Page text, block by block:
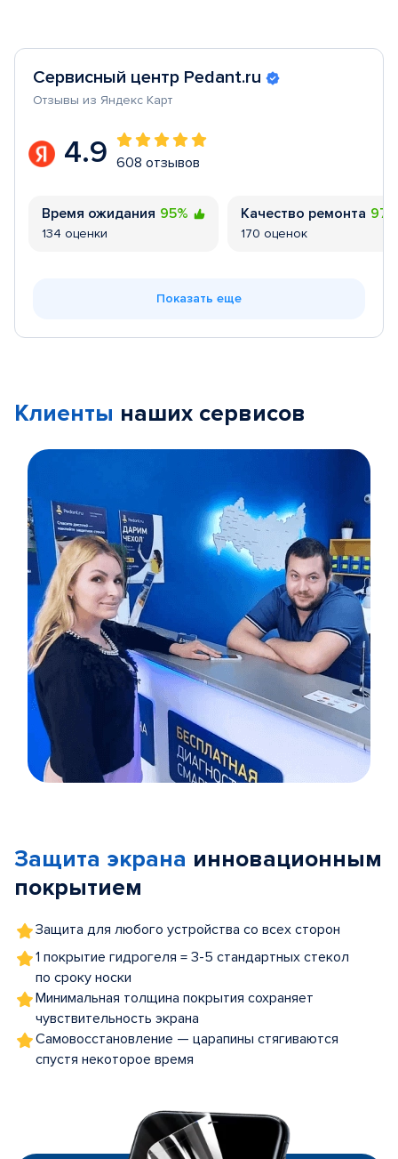
Сервисный центр Pedant.ru
Отзывы из Яндекс Карт
4.9 608 отзывов
Время ожидания 95%
134 оценки
Качество ремонта
170 оценок
Показать еще
Клиенты наших сервисов
5
Защита экрана инновационным
покрытием
Защита для любого устройства со всех сторон
1 покрытие гидрогеля = 3-5 стандартных стекол
по сроку носки
Минимальная толщина покрытия сохраняет
чувствительность экрана
Самовосстановление — царапины стягиваются
спустя некоторое время